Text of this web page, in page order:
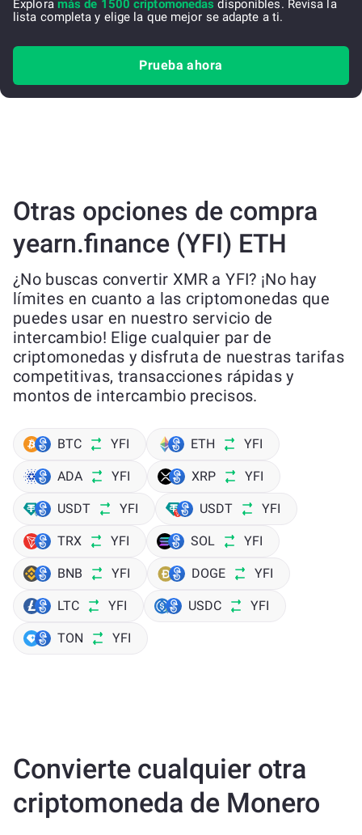
Explora más de 1500 criptomonedas disponibles. Revisa la
lista completa y elige la que mejor se adapte a ti.
Prueba ahora
Otras opciones de compra
yearn.finance (YFI) ETH
¿No buscas convertir XMR a YFI? ¡No hay
límites en cuanto a las criptomonedas que
puedes usar en nuestro servicio de
intercambio! Elige cualquier par de
criptomonedas y disfruta de nuestras tarifas
competitivas, transacciones rápidas y
montos de intercambio precisos.
BTC YFI ETH YFI
ADA YFI XRP YFI
USDT YFI USDT YFI
TRX YFI SOL YFI
BNB YFI DOGE YFI
LTC YFI USDC YFI
TON YFI
Convierte cualquier otra
criptomoneda de Monero